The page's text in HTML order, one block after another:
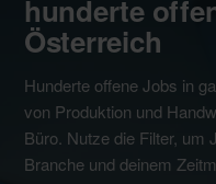
hunderte
Österreich
Hunderte offene Jobs in
von Produktion und
Büro. Nutze die Filter, um
Branche und deinem